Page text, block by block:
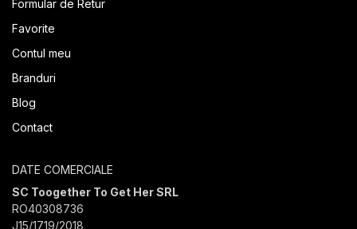
Formular de Retur
Favorite
Contul meu
Branduri
Blog
Contact
DATE COMERCIALE
SC Toogether To Get Her SRL
RO40308736
J15/1719/2018